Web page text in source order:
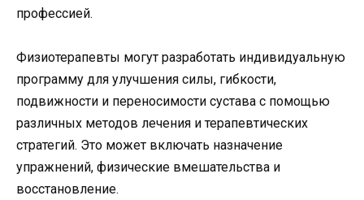
профессией.
Физиотерапевты могут разработать индивидуальную
программу для улучшения силы, гибкости,
подвижности и переносимости сустава с помощью
различных методов лечения и терапевтических
стратегий. Это может включать назначение
упражнений, физические вмешательства и
восстановление.